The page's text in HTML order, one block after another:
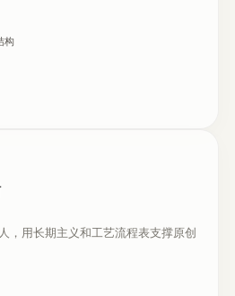
构
，用长期主义和工艺流程表支撑原创